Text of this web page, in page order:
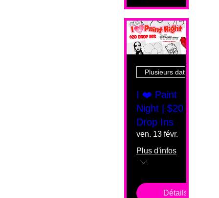
Plusieurs dates
I ❤️ Paint
Night | $20
Drop Ins
ven. 13 févr.
Plus d'infos
Détails